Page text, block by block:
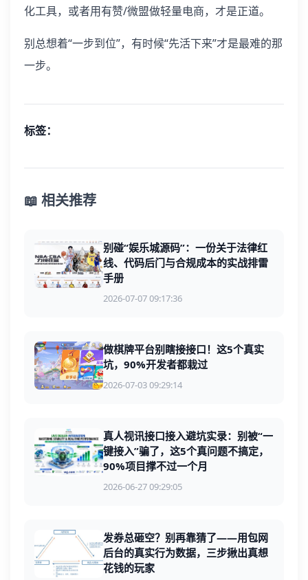
化工具，或者用有赞/微盟做轻量电商，才是正道。
别总想着“一步到位”，有时候“先活下来”才是最难的那
一步。
标签：
📖 相关推荐
别碰“娱乐城源码”：一份关于法律红
线、代码后门与合规成本的实战排雷
手册
2026-07-07 09:17:36
做棋牌平台别瞎接接口！这5个真实
坑，90%开发者都栽过
2026-07-03 09:29:14
真人视讯接口接入避坑实录：别被“一
键接入”骗了，这5个真问题不搞定，
90%项目撑不过一个月
2026-06-27 09:29:05
发券总砸空？别再靠猜了——用包网
后台的真实行为数据，三步揪出真想
花钱的玩家